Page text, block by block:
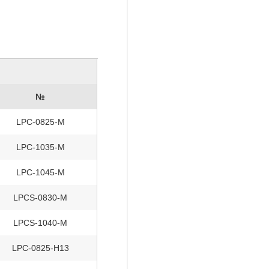
№
LPC-0825-M
LPC-1035-M
LPC-1045-M
LPCS-0830-M
LPCS-1040-M
LPC-0825-H13